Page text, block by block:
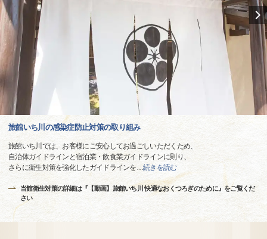
旅館いち川の感染症防止対策の取り組み
旅館いち川では、お客様にご安心してお過ごしいただくため、
自治体ガイドラインと宿泊業・飲食業ガイドラインに則り、
さらに衛生対策を強化したガイドラインを…続きを読む
当館衛生対策の詳細は『【動画】旅館いち川 快適なおくつろぎのために』をご覧くだ
さい